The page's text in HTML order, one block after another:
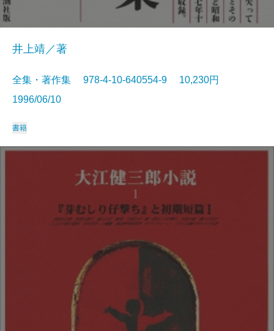
井上靖／著
全集・著作集 978-4-10-640554-9 10,230円
1996/06/10
書籍